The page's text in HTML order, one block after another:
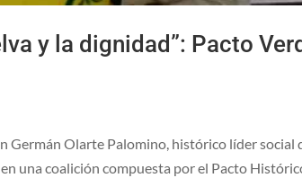
y la dignidad”: Pacto
Germán Olarte Palomino, histórico líder social
una coalición compuesta por el Pacto